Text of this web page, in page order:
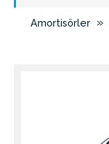
Amortisörler »